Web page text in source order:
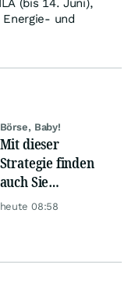
(bis 14. Juni),
Energie- und
Börse, Baby!
Mit dieser
Strategie finden
auch Sie
zuverlässig
heute 08:58